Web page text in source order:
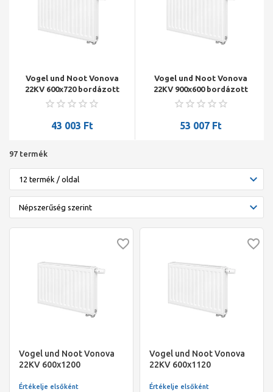
Vogel und Noot Vonova
22KV 600x720 bordázott
szelepes radiátor, jobbos
43 003 Ft
Vogel und Noot Vonova
22KV 900x600 bordázott
szelepes radiátor, jobbos
53 007 Ft
97 termék
Vogel und Noot Vonova
22KV 600x1200
radiátor, jobbos
Értékelje elsőként
Vogel und Noot Vonova
22KV 600x1120
radiátor, jobbos
Értékelje elsőként